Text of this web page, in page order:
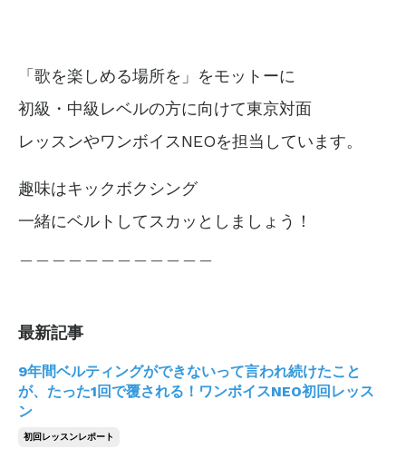
「歌を楽しめる場所を」をモットーに
初級・中級レベルの方に向けて東京対面
レッスンやワンボイスNEOを担当しています。
趣味はキックボクシング
一緒にベルトしてスカッとしましょう！
最新記事
9年間ベルティングができないって言われ続けたこと
が、たった1回で覆される！ワンボイスNEO初回レッス
ン
初回レッスンレポート